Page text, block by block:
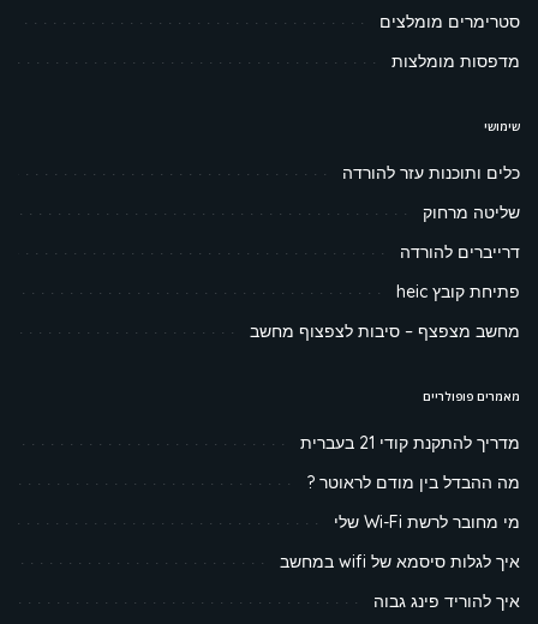
סטרימרים מומלצים
מדפסות מומלצות
שימושי
כלים ותוכנות עזר להורדה
שליטה מרחוק
דרייברים להורדה
פתיחת קובץ heic
מחשב מצפצף – סיבות לצפצוף מחשב
מאמרים פופולריים
מדריך להתקנת קודי 21 בעברית
מה ההבדל בין מודם לראוטר ?
מי מחובר לרשת Wi-Fi שלי
איך לגלות סיסמא של wifi במחשב
איך להוריד פינג גבוה